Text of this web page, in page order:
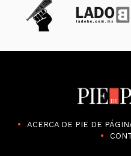
ACERCA DE PIE DE